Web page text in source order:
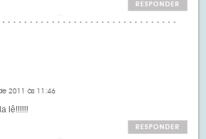
RESPONDER
2011 às 11:46
lê!!!!!!
RESPONDER